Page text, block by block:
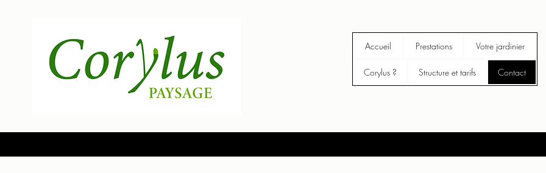
Accueil Prestations Votre jardinier
Corylus ? Structure et tarifs Contact